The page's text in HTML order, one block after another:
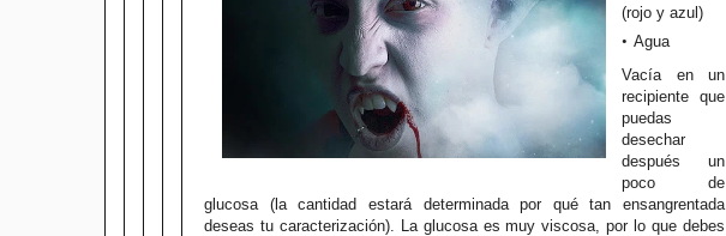
(rojo y azul)
Agua
Vacía en un
recipiente que
puedas
desechar
después un
poco de
glucosa (la cantidad estará determinada por qué tan ensangrentada
deseas tu caracterización). La glucosa es muy viscosa, por lo que debes